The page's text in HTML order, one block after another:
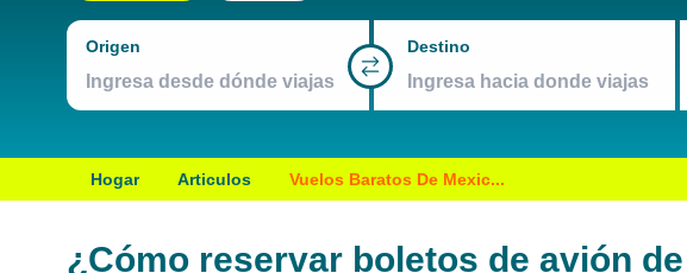
Origen Destino
Hogar Articulos Vuelos Baratos De Mexic...
¿Cómo reservar boletos de avión